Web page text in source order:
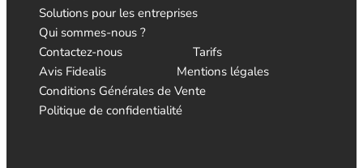
Solutions pour les entreprises
Qui sommes-nous ?
Contactez-nous
Tarifs
Avis Fidealis
Mentions légales
Conditions Générales de Vente
Politique de confidentialité